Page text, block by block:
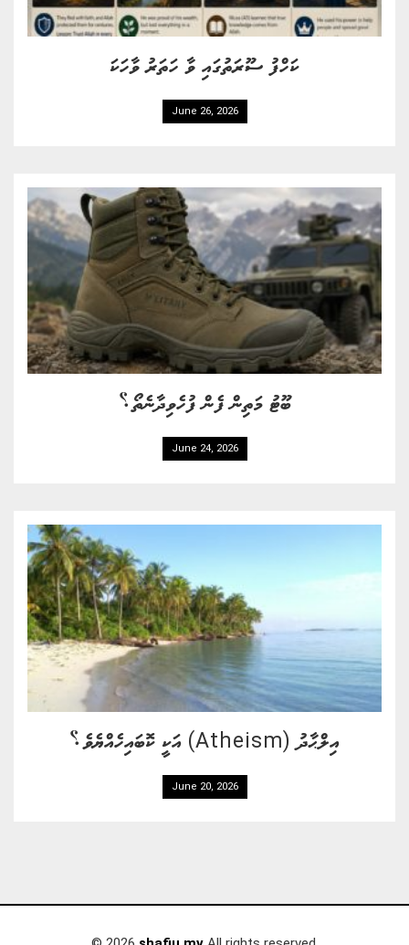
ކަހްފު ސޫރަތުގައި ވާ ހަތަރު ވާހަކަ
June 26, 2026
ބޫޓު މަތިން ފެން ފުހެވިދާނެތޯ؟
June 24, 2026
އިލްޙާދު (Atheism) އަކީ ކޮބައިހެއްޔެވެ؟
June 20, 2026